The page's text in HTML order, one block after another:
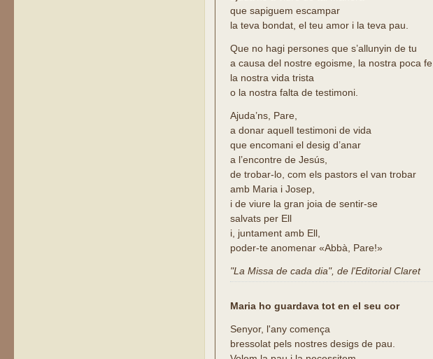
que sapiguem escampar
la teva bondat, el teu amor i la teva pau.
Que no hagi persones que s’allunyin de tu
a causa del nostre egoisme, la nostra poca fe,
la nostra vida trista
o la nostra falta de testimoni.
Ajuda’ns, Pare,
a donar aquell testimoni de vida
que encomani el desig d’anar
a l’encontre de Jesús,
de trobar-lo, com els pastors el van trobar
amb Maria i Josep,
i de viure la gran joia de sentir-se
salvats per Ell
i, juntament amb Ell,
poder-te anomenar «Abbà, Pare!»
"La Missa de cada dia", de l'Editorial Claret
Maria ho guardava tot en el seu cor
Senyor, l'any comença
bressolat pels nostres desigs de pau.